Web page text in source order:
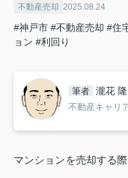
不動産売却 2025.08.24
#神戸市 #不動産売却 #住
ョン #利回り
筆者 瀧花 隆
不動産キャリ
マンションを売却する